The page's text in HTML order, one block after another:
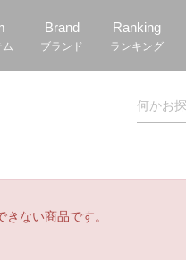
Brand
ブランド
Ranking
ランキング
ない商品です。